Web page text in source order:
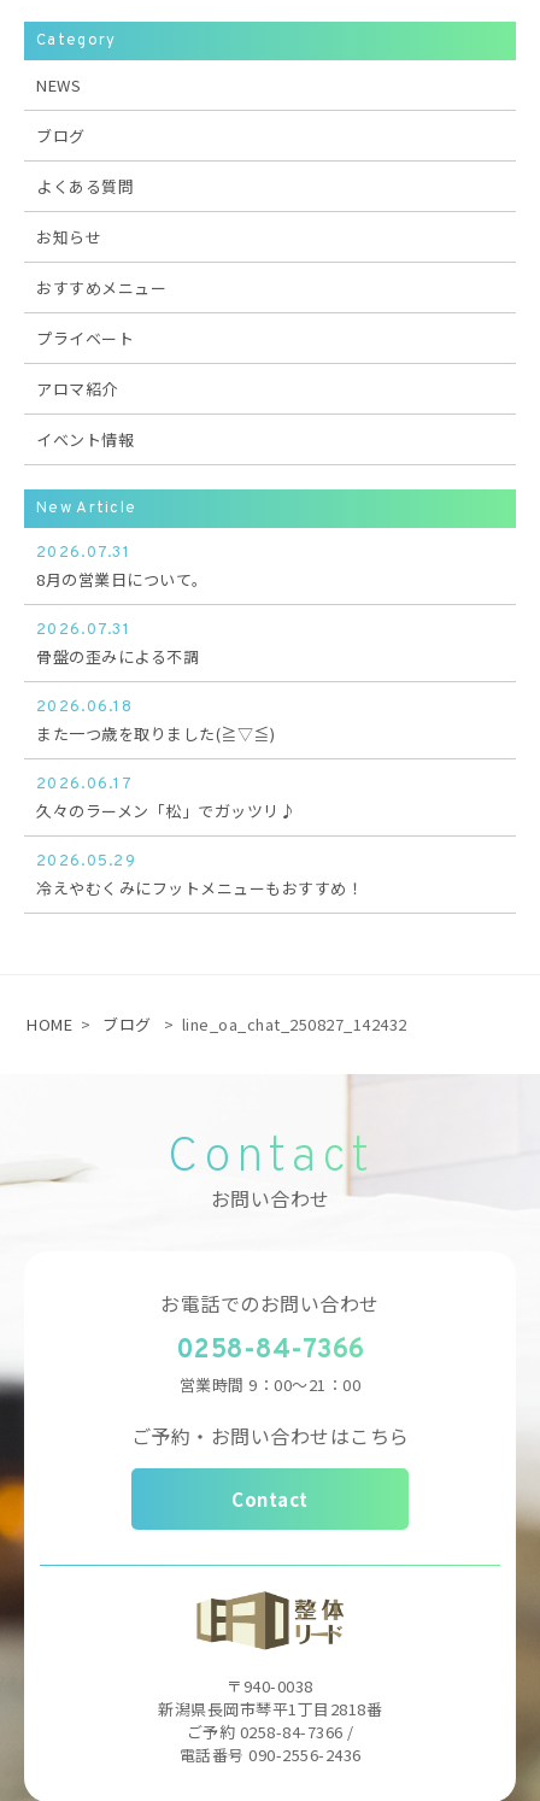
Category
NEWS
ブログ
よくある質問
お知らせ
おすすめメニュー
プライベート
アロマ紹介
イベント情報
New Article
2026.07.31
8月の営業日について。
2026.07.31
骨盤の歪みによる不調
2026.06.18
また一つ歳を取りました(≧▽≦)
2026.06.17
久々のラーメン「松」でガッツリ♪
2026.05.29
冷えやむくみにフットメニューもおすすめ！
HOME > ブログ > line_oa_chat_250827_142432
Contact
お問い合わせ
お電話でのお問い合わせ
0258-84-7366
営業時間9：00～21：00
ご予約・お問い合わせはこちら
Contact
〒940-0038
新潟県長岡市琴平1丁目2818番
ご予約 0258-84-7366 /
電話番号 090-2556-2436